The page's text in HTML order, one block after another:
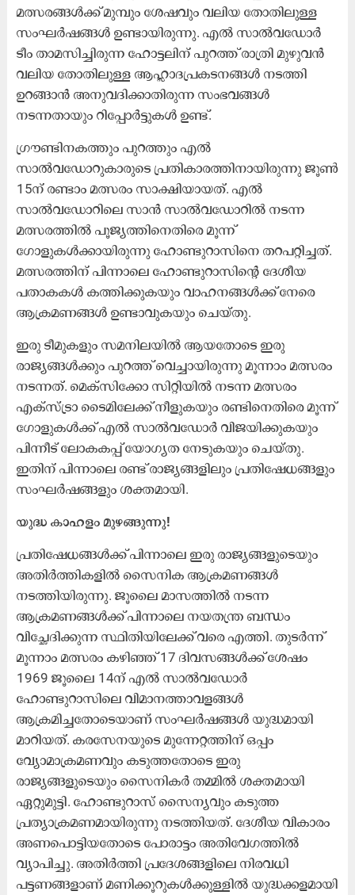
മത്സരങ്ങൾക്ക് മുമ്പും ശേഷവും വലിയ തോതിലുള്ള
സംഘർഷങ്ങൾ ഉണ്ടായിരുന്നു. എൽ സാൽവഡോർ
ടീം താമസിച്ചിരുന്ന ഹോട്ടലിന് പുറത്ത് രാത്രി മുഴുവൻ
വലിയ തോതിലുള്ള ആഹ്ലാദപ്രകടനങ്ങൾ നടത്തി
ഉറങ്ങാൻ അനുവദിക്കാതിരുന്ന സംഭവങ്ങൾ
നടന്നതായും റിപ്പോർട്ടുകൾ ഉണ്ട്.
ഗ്രൗണ്ടിനകത്തും പുറത്തും എൽ
സാൽവഡോറുകാരുടെ പ്രതികാരത്തിനായിരുന്നു ജൂൺ
15ന് രണ്ടാം മത്സരം സാക്ഷിയായത്. എൽ
സാൽവഡോറിലെ സാൻ സാൽവഡോറിൽ നടന്ന
മത്സരത്തിൽ പൂജ്യത്തിനെതിരെ മൂന്ന്
ഗോളുകൾക്കായിരുന്നു ഹോണ്ടുറാസിനെ തറപറ്റിച്ചത്.
മത്സരത്തിന് പിന്നാലെ ഹോണ്ടുറാസിന്റെ ദേശീയ
പതാകകൾ കത്തിക്കുകയും വാഹനങ്ങൾക്ക് നേരെ
ആക്രമണങ്ങൾ ഉണ്ടാവുകയും ചെയ്തു.
ഇരു ടീമുകളും സമനിലയിൽ ആയതോടെ ഇരു
രാജ്യങ്ങൾക്കും പുറത്ത് വെച്ചായിരുന്നു മൂന്നാം മത്സരം
നടന്നത്. മെക്സിക്കോ സിറ്റിയിൽ നടന്ന മത്സരം
എക്സ്ട്രാ ടൈമിലേക്ക് നീളുകയും രണ്ടിനെതിരെ മൂന്ന്
ഗോളുകൾക്ക് എൽ സാൽവഡോർ വിജയിക്കുകയും
പിന്നീട് ലോകകപ്പ് യോഗ്യത നേടുകയും ചെയ്തു.
ഇതിന് പിന്നാലെ രണ്ട് രാജ്യങ്ങളിലും പ്രതിഷേധങ്ങളും
സംഘർഷങ്ങളും ശക്തമായി.
യുദ്ധ കാഹളം മുഴങ്ങുന്നു!
പ്രതിഷേധങ്ങൾക്ക് പിന്നാലെ ഇരു രാജ്യങ്ങളുടെയും
അതിർത്തികളിൽ സൈനിക ആക്രമണങ്ങൾ
നടത്തിയിരുന്നു. ജൂലൈ മാസത്തിൽ നടന്ന
ആക്രമണങ്ങൾക്ക് പിന്നാലെ നയതന്ത്ര ബന്ധം
വിച്ഛേദിക്കുന്ന സ്ഥിതിയിലേക്ക് വരെ എത്തി. തുടർന്ന്
മൂന്നാം മത്സരം കഴിഞ്ഞ് 17 ദിവസങ്ങൾക്ക് ശേഷം
1969 ജൂലൈ 14ന് എൽ സാൽവഡോർ
ഹോണ്ടുറാസിലെ വിമാനത്താവളങ്ങൾ
ആക്രമിച്ചതോടെയാണ് സംഘർഷങ്ങൾ യുദ്ധമായി
മാറിയത്. കരസേനയുടെ മുന്നേറ്റത്തിന് ഒപ്പം
വ്യോമാക്രമണവും കടുത്തതോടെ ഇരു
രാജ്യങ്ങളുടെയും സൈനികർ തമ്മിൽ ശക്തമായി
ഏറ്റുമുട്ടി. ഹോണ്ടുറാസ് സൈന്യവും കടുത്ത
പ്രത്യാക്രമണമായിരുന്നു നടത്തിയത്. ദേശീയ വികാരം
അണപൊട്ടിയതോടെ പോരാട്ടം അതിവേഗത്തിൽ
വ്യാപിച്ചു. അതിർത്തി പ്രദേശങ്ങളിലെ നിരവധി
പട്ടണങ്ങളാണ് മണിക്കൂറുകൾക്കുള്ളിൽ യുദ്ധക്കളമായി